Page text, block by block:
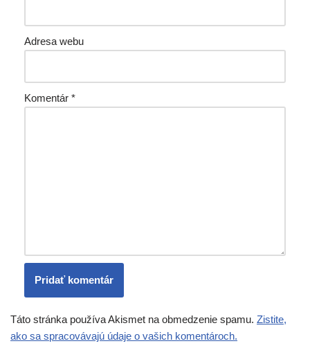
Adresa webu
Komentár *
Táto stránka používa Akismet na obmedzenie spamu. Zistite,
ako sa spracovávajú údaje o vašich komentároch.